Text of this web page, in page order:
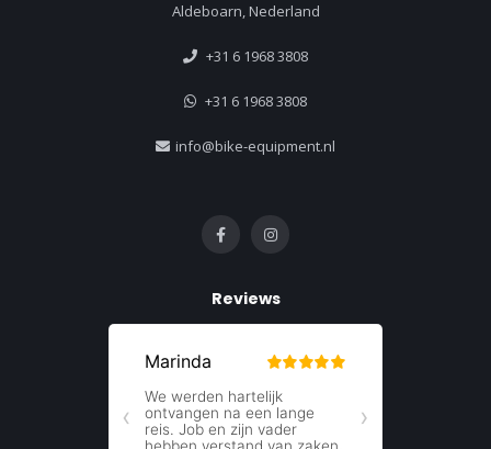
Aldeboarn, Nederland
+31 6 1968 3808
+31 6 1968 3808
info@bike-equipment.nl
Reviews